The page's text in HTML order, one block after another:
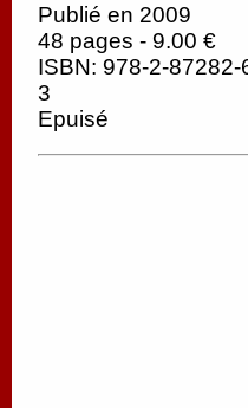
Publié en 2009
48 pages - 9.00 €
ISBN: 978-2-87282-
3
Epuisé